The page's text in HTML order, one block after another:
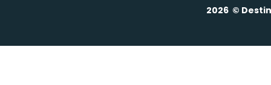
2026 ©